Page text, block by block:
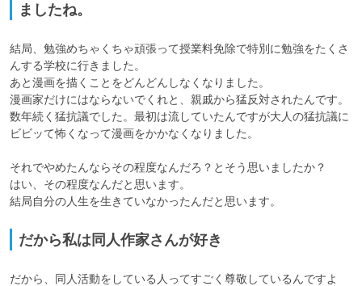
ましたね。
結局、勉強めちゃくちゃ頑張って授業料免除で特別に勉強をたくさ
んする学校に行きました。
あと漫画を描くことをどんどんしなくなりました。
漫画家だけにはならないでくれと、親戚から猛反対されたんです。
数年続く猛抗議でした。最初は流していたんですが大人の猛抗議に
ビビッて怖くなって漫画をかかなくなりました。
それでやめたんならその程度なんだろ？とそう思いましたか？
はい、その程度なんだと思います。
結局自分の人生を生きていなかったんだと思います。
だから私は同人作家さんが好き
だから、同人活動をしている人ってすごく尊敬しているんですよ